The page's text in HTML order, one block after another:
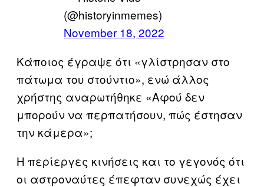
(@historyinmemes)
November 18, 2022
Κάποιος έγραψε ότι «γλίστρησαν στο
πάτωμα του στούντιο», ενώ άλλος
χρήστης αναρωτήθηκε «Αφού δεν
μπορούν να περπατήσουν, πώς έστησαν
την κάμερα»;
Η περίεργες κινήσεις και το γεγονός ότι
οι αστροναύτες έπεφταν συνεχώς έχει